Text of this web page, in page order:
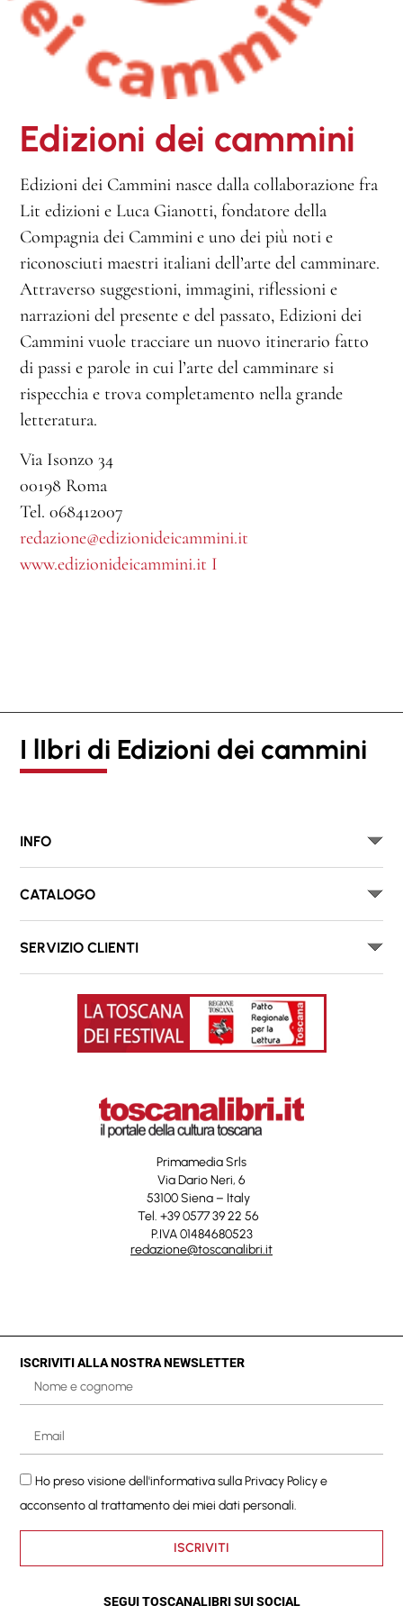
Edizioni dei cammini
Edizioni dei Cammini nasce dalla collaborazione fra
Lit edizioni e Luca Gianotti, fondatore della
Compagnia dei Cammini e uno dei più noti e
riconosciuti maestri italiani dell’arte del camminare.
Attraverso suggestioni, immagini, riflessioni e
narrazioni del presente e del passato, Edizioni dei
Cammini vuole tracciare un nuovo itinerario fatto
di passi e parole in cui l’arte del camminare si
rispecchia e trova completamento nella grande
letteratura.
Via Isonzo 34
00198 Roma
Tel. 068412007
redazione@edizionideicammini.it
www.edizionideicammini.it I
I lIbri di Edizioni dei cammini
INFO
CATALOGO
SERVIZIO CLIENTI
Primamedia Srls
Via Dario Neri, 6
53100 Siena – Italy
Tel. +39 0577 39 22 56
P.IVA 01484680523
redazione@toscanalibri.it
ISCRIVITI ALLA NOSTRA NEWSLETTER
Ho preso visione dell'informativa sullaPrivacy Policye
acconsento al trattamento dei miei dati personali.
ISCRIVITI
SEGUI TOSCANALIBRI SUI SOCIAL